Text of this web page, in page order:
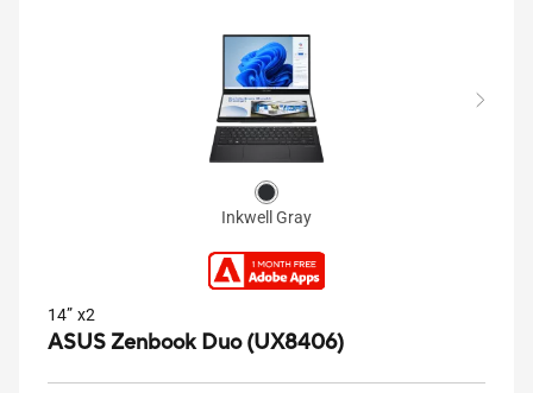
Inkwell Gray
14” x2
ASUS Zenbook Duo (UX8406)